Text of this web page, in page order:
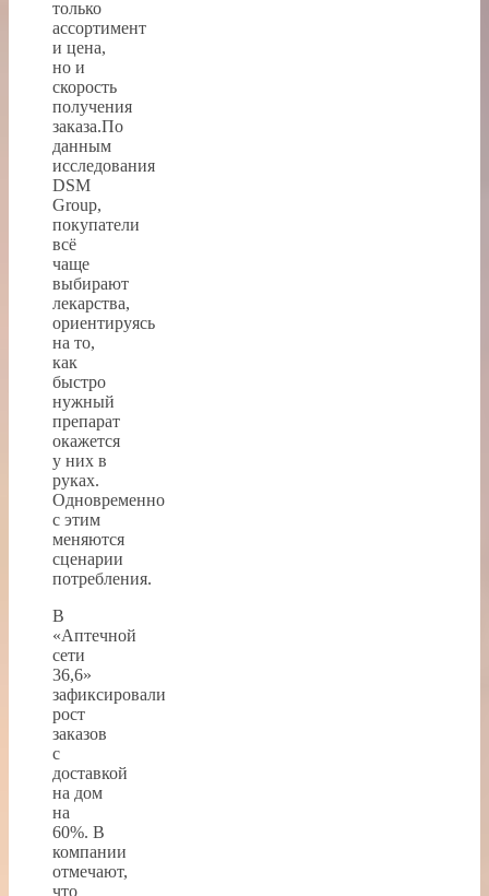
только
ассортимент
и цена,
но и
скорость
получения
заказа.По
данным
исследования
DSM
Group,
покупатели
всё
чаще
выбирают
лекарства,
ориентируясь
на то,
как
быстро
нужный
препарат
окажется
у них в
руках.
Одновременно
с этим
меняются
сценарии
потребления.
В
«Аптечной
сети
36,6»
зафиксировали
рост
заказов
с
доставкой
на дом
на
60%. В
компании
отмечают,
что